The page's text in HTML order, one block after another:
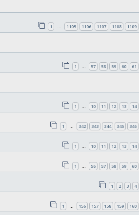
1 … 1105 1106 1107 1108 1109
1 … 57 58 59 60 61
1 … 10 11 12 13 14
1 … 342 343 344 345 346
1 … 10 11 12 13 14
1 … 56 57 58 59 60
1 2 3 4
1 … 156 157 158 159 160